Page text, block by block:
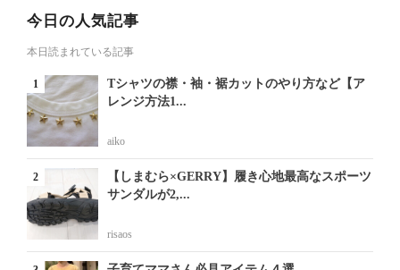
今日の人気記事
本日読まれている記事
Tシャツの襟・袖・裾カットのやり方など【ア
レンジ方法1...
aiko
【しまむら×GERRY】履き心地最高なスポーツ
サンダルが2,...
risaos